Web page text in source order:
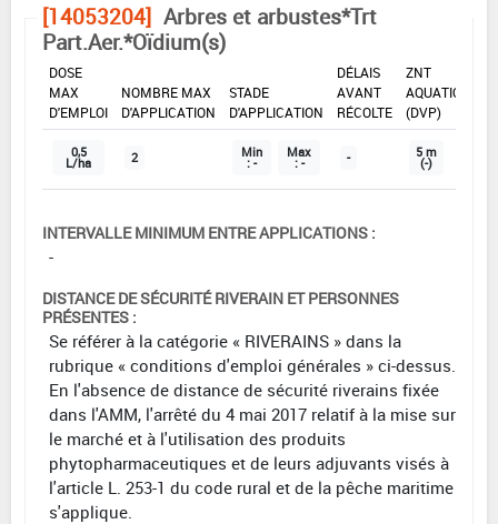
[14053204] Arbres et arbustes*Trt
Part.Aer.*Oïdium(s)
DOSE
MAX
D'EMPLOI
NOMBRE MAX
D'APPLICATION
STADE
D'APPLICATION
DÉLAIS
AVANT
RÉCOLTE
ZNT
AQUATIQUE
(DVP)
0,5
L/ha 2 Min
: -
Max
: - - 5 m
(-)
INTERVALLE MINIMUM ENTRE APPLICATIONS :
-
DISTANCE DE SÉCURITÉ RIVERAIN ET PERSONNES
PRÉSENTES :
Se référer à la catégorie « RIVERAINS » dans la
rubrique « conditions d'emploi générales » ci-dessus.
En l'absence de distance de sécurité riverains fixée
dans l'AMM, l'arrêté du 4 mai 2017 relatif à la mise sur
le marché et à l'utilisation des produits
phytopharmaceutiques et de leurs adjuvants visés à
l'article L. 253-1 du code rural et de la pêche maritime
s'applique.